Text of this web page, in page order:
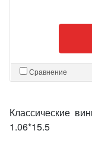
Сравнение
Классические
1.06*15.5